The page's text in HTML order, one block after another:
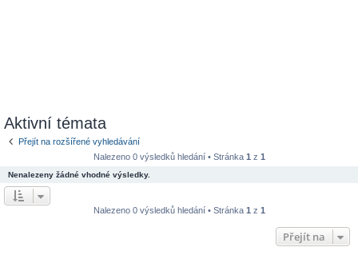
Aktivní témata
Přejít na rozšířené vyhledávání
Nalezeno 0 výsledků hledání • Stránka 1 z 1
Nenalezeny žádné vhodné výsledky.
Nalezeno 0 výsledků hledání • Stránka 1 z 1
Přejít na